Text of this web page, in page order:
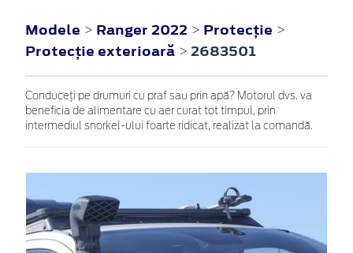
Modele > Ranger 2022 > Protecţie >
Protecţie exterioară > 2683501
Conduceți pe drumuri cu praf sau prin apă? Motorul dvs. va
beneficia de alimentare cu aer curat tot timpul, prin
intermediul snorkel-ului foarte ridicat, realizat la comandă.